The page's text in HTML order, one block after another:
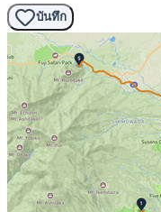
บันทึก